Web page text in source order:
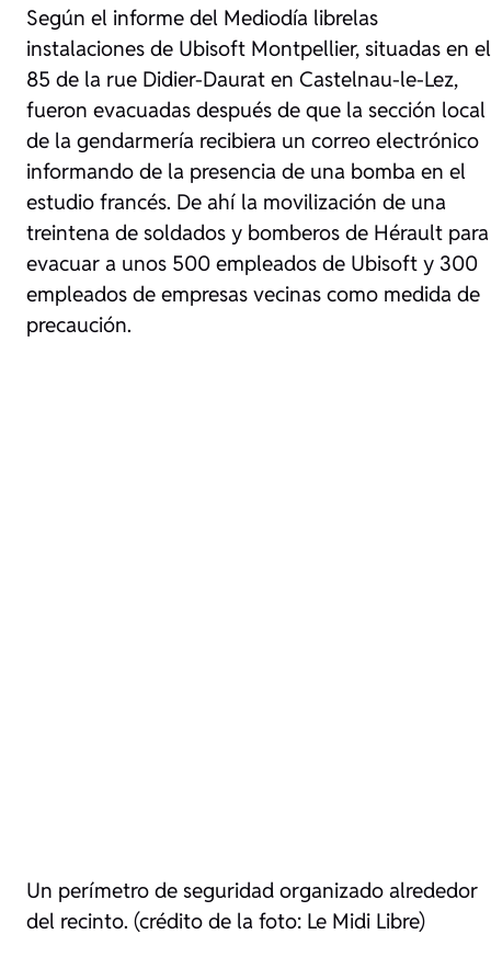
Según el informe del Mediodía librelas
instalaciones de Ubisoft Montpellier, situadas en el
85 de la rue Didier-Daurat en Castelnau-le-Lez,
fueron evacuadas después de que la sección local
de la gendarmería recibiera un correo electrónico
informando de la presencia de una bomba en el
estudio francés. De ahí la movilización de una
treintena de soldados y bomberos de Hérault para
evacuar a unos 500 empleados de Ubisoft y 300
empleados de empresas vecinas como medida de
precaución.
Un perímetro de seguridad organizado alrededor
del recinto. (crédito de la foto: Le Midi Libre)